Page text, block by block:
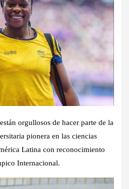
orgullosos de hacer parte de la
pionera en las ciencias
Latina con reconocimiento
Internacional.